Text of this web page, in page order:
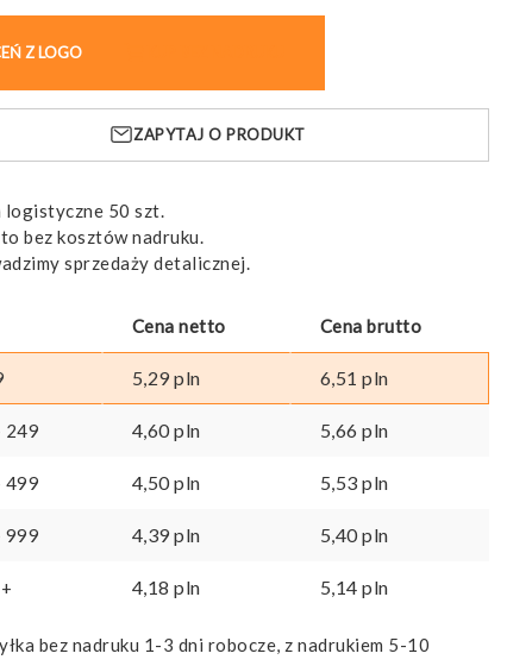
Z LOGO
ZAPYTAJ O PRODUKT
logistyczne 50 szt.
bez kosztów nadruku.
sprzedaży detalicznej.
Cena netto Cena brutto
5,29pln 6,51pln
249 4,60pln 5,66pln
499 4,50pln 5,53pln
999 4,39pln 5,40pln
4,18pln 5,14pln
bez nadruku 1-3 dni robocze, z nadrukiem 5-10